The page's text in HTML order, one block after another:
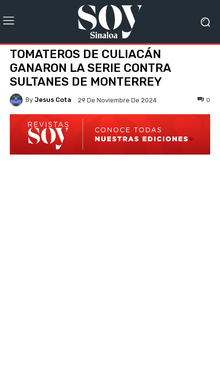
TOMATEROS DE CULIACÁN
GANARON LA SERIE CONTRA
SULTANES DE MONTERREY
By Jesus Cota 29 De Noviembre De 2024 0